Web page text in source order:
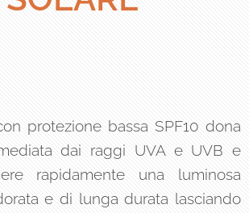
protezione bassa SPF10 dona
dai raggi UVA e UVB e
rapidamente una luminosa
e di lunga durata lasciando